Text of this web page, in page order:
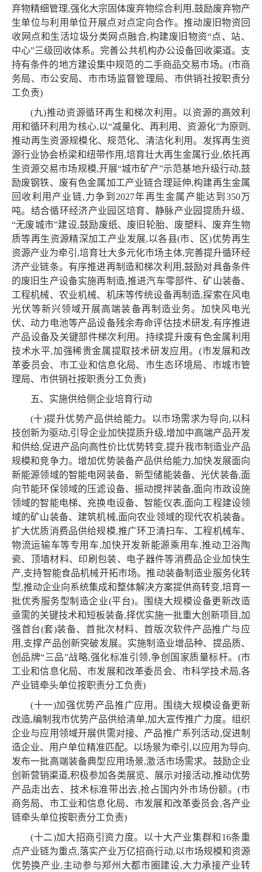
弃物精细管理,强化大宗固体废弃物综合利用,鼓励废弃物产
生单位与利用单位开展点对点定向合作。推动废旧物资回
收网点和生活垃圾分类网点融合,构建废旧物资“点、站、
中心”三级回收体系。完善公共机构办公设备回收渠道。支
持有条件的地方建设集中规范的二手商品交易市场。(市商
务局、市公安局、市市场监督管理局、市供销社按职责分
工负责)
(九)推动资源循环再生和梯次利用。以资源的高效利
用和循环利用为核心,以“减量化、再利用、资源化”为原则,
推动再生资源规模化、规范化、清洁化利用。发挥再生资
源行业协会桥梁和纽带作用,培育壮大再生金属行业,依托再
生资源交易市场规模,开展“城市矿产”示范基地升级行动,鼓
励废钢铁、废有色金属加工产业链合理延伸,构建再生金属
回收利用产业链,力争到2027年再生金属产能达到350万
吨。结合循环经济产业园区培育、静脉产业园提质升级、
“无废城市”建设,鼓励废纸、废旧轮胎、废塑料、废弃生物
质等再生资源精深加工产业发展,以各县(市、区)优势再生
资源产业为牵引,培育壮大多元化市场主体,完善提升循环经
济产业链条。有序推进再制造和梯次利用,鼓励对具备条件
的废旧生产设备实施再制造,推进汽车零部件、矿山装备、
工程机械、农业机械、机床等传统设备再制造,探索在风电
光伏等新兴领域开展高端装备再制造业务。加快风电光
伏、动力电池等产品设备残余寿命评估技术研发,有序推进
产品设备及关键部件梯次利用。持续提升废有色金属利用
技术水平,加强稀贵金属提取技术研发应用。(市发展和改
革委员会、市工业和信息化局、市生态环境局、市城市管
理局、市供销社按职责分工负责)
五、实施供给侧企业培育行动
(十)提升优势产品供给能力。以市场需求为导向,以科
技创新为驱动,引导企业加快提质升级,增加中高端产品开发
和供给,促进产品向高性价比优势转变,提升我市制造业产品
规模和竞争力。增加优势装备产品供给能力,加快发展面向
新能源领域的智能电网装备、新型储能装备、光伏装备,面
向节能环保领域的压滤设备、振动搅拌装备,面向市政设施
领域的智能电梯、充换电设备、智能仪表,面向工程建设领
域的矿山装备、建筑机械,面向农业领域的现代农机装备。
扩大优质消费品供给规模,推广环卫清扫车、工程机械车、
物流运输车等专用车,加快开发新能源乘用车,推动卫浴陶
瓷、顶墙材料、印刷包装、电子器件等消费品企业加快生
产,支持智能食品机械开拓市场。推动装备制造业服务化转
型,推动企业向系统集成和整体解决方案提供商转变,培育一
批优秀服务型制造企业(平台)。围绕大规模设备更新改造
亟需的关键技术和短板装备,择优实施一批重大创新项目,加
强首台(套)装备、首批次材料、首版次软件产品推广与应
用,支撑产品创新突破发展。实施制造业增品种、提品质、
创品牌“三品”战略,强化标准引领,争创国家质量标杆。(市
工业和信息化局、市发展和改革委员会、市科学技术局,各
产业链牵头单位按职责分工负责)
(十一)加强优势产品推广应用。围绕大规模设备更新
改造,编制我市优势产品供给清单,加大宣传推广力度。组织
企业与应用领域开展供需对接、产品推广系列活动,促进制
造企业、用户单位精准匹配。以场景为牵引,以应用为导向,
发布一批高端装备典型应用场景,激活市场需求。鼓励企业
创新营销渠道,积极参加各类展览、展示对接活动,推动优势
产品走出去、技术标准带出去,抢占国内外市场份额。(市
商务局、市工业和信息化局、市发展和改革委员会,各产业
链牵头单位按职责分工负责)
(十二)加大招商引资力度。以十大产业集群和16条重
点产业链为重点,落实产业万亿招商行动,以市场规模和资源
优势换产业,主动参与郑州大都市圈建设,大力承接产业转